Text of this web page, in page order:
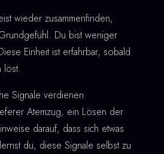
wieder zusammenfinden,
Du bist weniger
Einheit ist erfahrbar, sobald
löst.
Signale verdienen
Atemzug, ein Lösen der
darauf, dass sich etwas
du, diese Signale selbst zu